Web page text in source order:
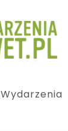
Wydarzenia